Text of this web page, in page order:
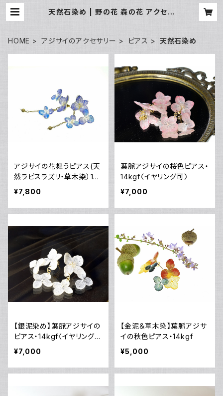
天然石染め | 野の花 森の花 アクセサ
HOME アジサイのアクセサリー ピアス 天然石染め
アジサイの花舞うピアス(天
然ラピスラズリ・草木染）14k
gf・《イヤリング可》
¥7,800
葉脈アジサイの桜色ピアス・
14kgf〈イヤリング可〉
¥7,000
【銀泥染め】葉脈アジサイの
ピアス・14kgf〈イヤリング
可〉
¥7,000
【金泥＆草木染】葉脈アジサ
イの秋色ピアス・14kgf
¥5,000